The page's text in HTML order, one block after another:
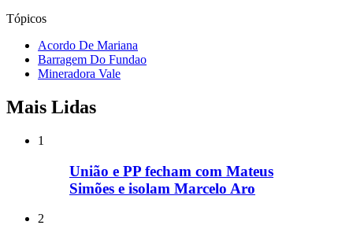
Tópicos
Acordo De Mariana
Barragem Do Fundao
Mineradora Vale
Mais Lidas
1
União e PP fecham com Mateus
Simões e isolam Marcelo Aro
2